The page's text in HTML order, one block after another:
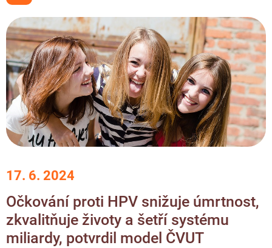
17. 6. 2024
Očkování proti HPV snižuje úmrtnost,
zkvalitňuje životy a šetří systému
miliardy, potvrdil model ČVUT